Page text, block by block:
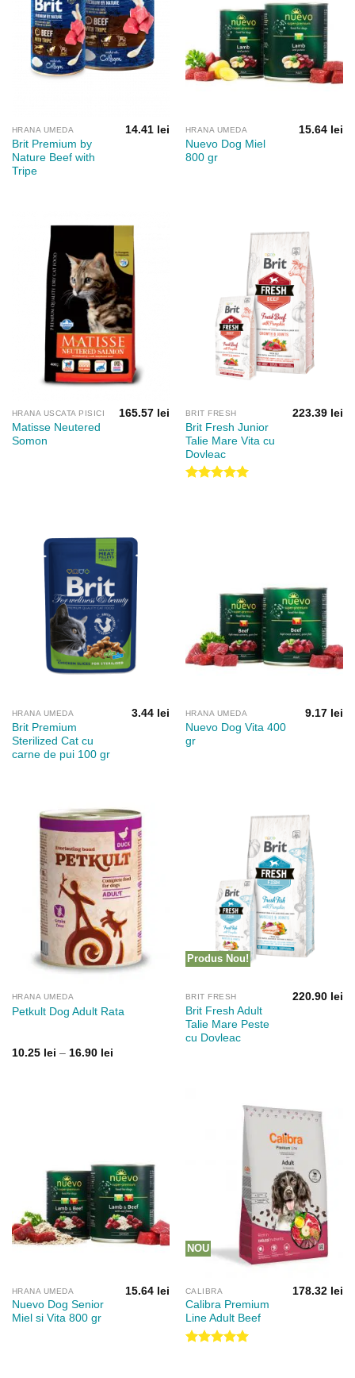
HRANA UMEDA
Brit Premium by
Nature Beef with
Tripe
14.41 lei HRANA UMEDA
Nuevo Dog Miel
800 gr
15.64 lei
HRANA USCATA PISICI
Matisse Neutered
Somon
165.57 lei BRIT FRESH
Brit Fresh Junior
Talie Mare Vita cu
Dovleac
223.39 lei
HRANA UMEDA
Brit Premium
Sterilized Cat cu
carne de pui 100 gr
3.44 lei HRANA UMEDA
Nuevo Dog Vita 400
gr
9.17 lei
HRANA UMEDA
Petkult Dog Adult Rata
10.25 lei – 16.90 leiInterval
Produs Nou!
BRIT FRESH
Brit Fresh Adult
Talie Mare Peste
cu Dovleac
220.90 lei
HRANA UMEDA
Nuevo Dog Senior
Miel si Vita 800 gr
15.64 lei
NOU
CALIBRA
Calibra Premium
Line Adult Beef
178.32 lei